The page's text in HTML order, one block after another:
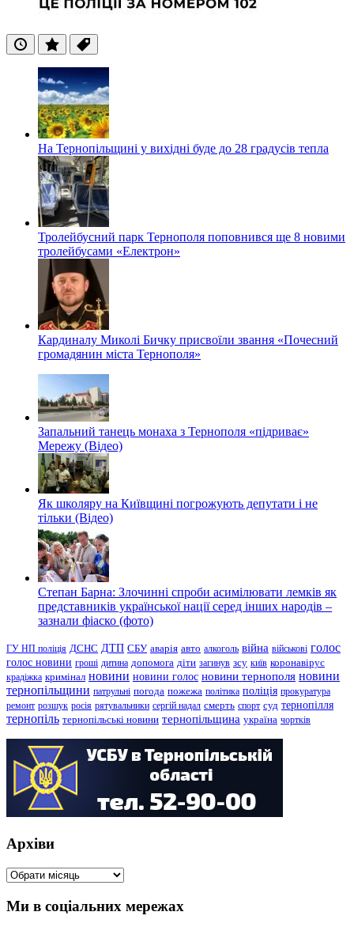
ОстанніПопулярні
Теги
На Тернопільщині у вихідні буде до 28 градусів тепла
Тролейбусний парк Тернополя поповнився ще 8 новими
тролейбусами «Електрон»
Кардиналу Миколі Бичку присвоїли звання «Почесний
громадянин міста Тернополя»
Запальний танець монаха з Тернополя «підриває»
Мережу (Відео)
Як школяру на Київщині погрожують депутати і не
тільки (Відео)
Степан Барна: Злочинні спроби асимілювати лемків як
представників української нації серед інших народів –
зазнали фіаско (фото)
ГУ НП поліція ДСНС ДТП СБУ аварія авто алкоголь війна військові голос
голос новини гроші дитина допомога діти загинув зсу київ коронавірус
крадіжка кримінал новини новини голос новини тернополя новини
тернопільщини патрульні погода пожежа політика поліція прокуратура
ремонт розшук росія рятувальники сергій надал смерть спорт суд тернопілля
тернопіль тернопільські новини тернопільщина україна чортків
Архіви
Архіви
Ми в соціальних мережах